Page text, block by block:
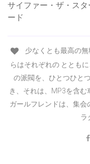
サイファー・ザ・ス
ード
少なくとも最高の
らはそれぞれの ととも
の派閥を、ひとつひと
き、それは、MP3を含む
ガールフレンドは、集
ラ